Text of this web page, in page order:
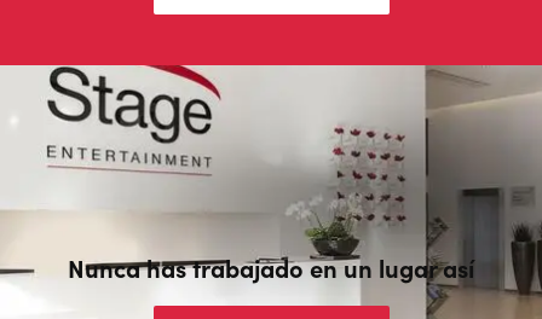
Nunca has trabajado en un lugar así